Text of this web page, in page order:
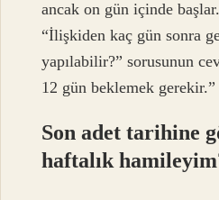
ancak on gün içinde
“İlişkiden kaç gün sonra
yapılabilir?” sorusunun
12 gün beklemek gerekir.”
Son adet tarihine
haftalık